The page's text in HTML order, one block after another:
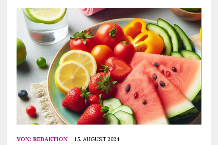
VON: REDAKTION 15. AUGUST 2024